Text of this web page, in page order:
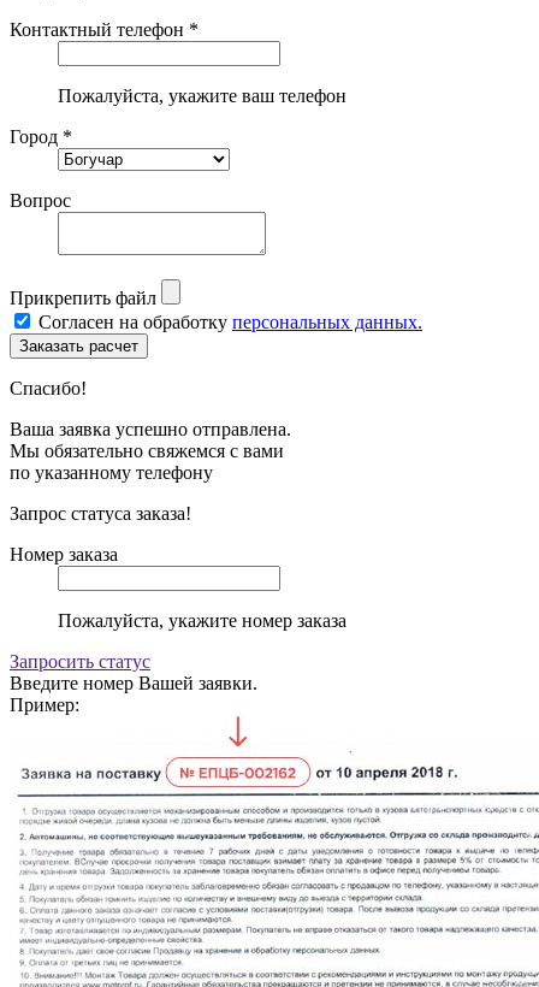
Контактный телефон *
Пожалуйста, укажите ваш телефон
Город *
Вопрос
Прикрепить файл
Согласен на обработку персональных данных.
Спасибо!
Ваша заявка успешно отправлена.
Мы обязательно свяжемся с вами
по указанному телефону
Запрос статуса заказа!
Номер заказа
Пожалуйста, укажите номер заказа
Запросить статус
Введите номер Вашей заявки.
Пример: